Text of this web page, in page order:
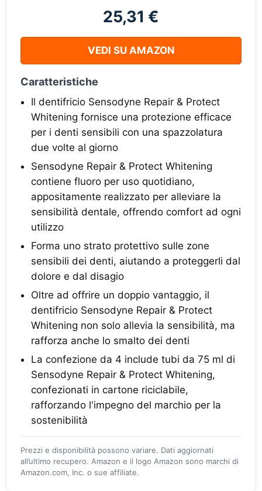
25,31 €
VEDI SU AMAZON
Caratteristiche
Il dentifricio Sensodyne Repair & Protect
Whitening fornisce una protezione efficace
per i denti sensibili con una spazzolatura
due volte al giorno
Sensodyne Repair & Protect Whitening
contiene fluoro per uso quotidiano,
appositamente realizzato per alleviare la
sensibilità dentale, offrendo comfort ad ogni
utilizzo
Forma uno strato protettivo sulle zone
sensibili dei denti, aiutando a proteggerli dal
dolore e dal disagio
Oltre ad offrire un doppio vantaggio, il
dentifricio Sensodyne Repair & Protect
Whitening non solo allevia la sensibilità, ma
rafforza anche lo smalto dei denti
La confezione da 4 include tubi da 75 ml di
Sensodyne Repair & Protect Whitening,
confezionati in cartone riciclabile,
rafforzando l'impegno del marchio per la
sostenibilità
Prezzi e disponibilità possono variare. Dati aggiornati
all’ultimo recupero. Amazon e il logo Amazon sono marchi di
Amazon.com, Inc. o sue affiliate.